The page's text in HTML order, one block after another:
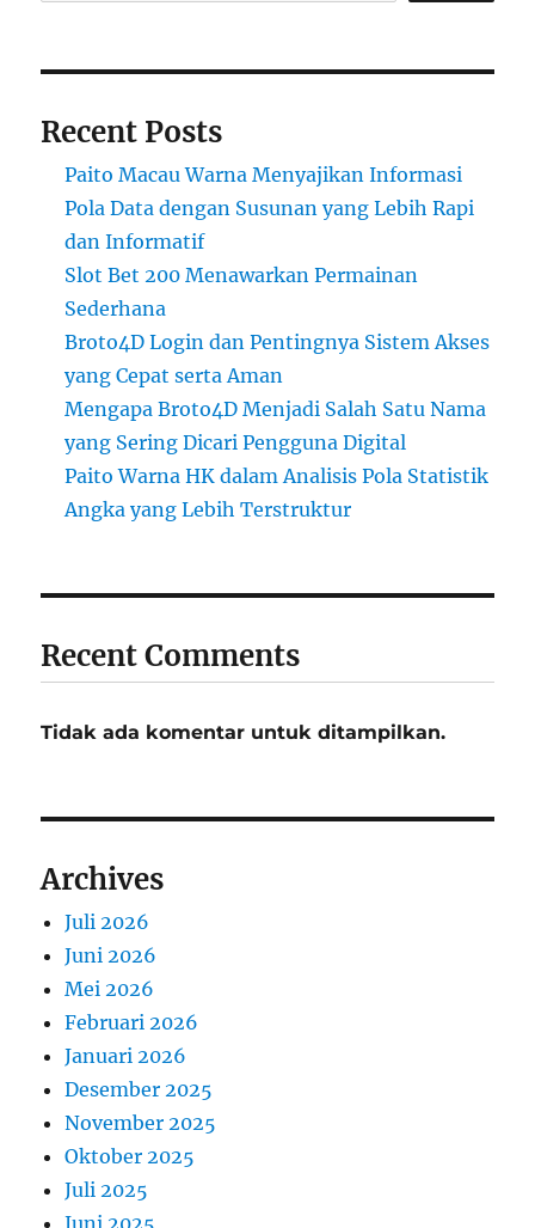
Recent Posts
Paito Macau Warna Menyajikan Informasi
Pola Data dengan Susunan yang Lebih Rapi
dan Informatif
Slot Bet 200 Menawarkan Permainan
Sederhana
Broto4D Login dan Pentingnya Sistem Akses
yang Cepat serta Aman
Mengapa Broto4D Menjadi Salah Satu Nama
yang Sering Dicari Pengguna Digital
Paito Warna HK dalam Analisis Pola Statistik
Angka yang Lebih Terstruktur
Recent Comments
Tidak ada komentar untuk ditampilkan.
Archives
Juli 2026
Juni 2026
Mei 2026
Februari 2026
Januari 2026
Desember 2025
November 2025
Oktober 2025
Juli 2025